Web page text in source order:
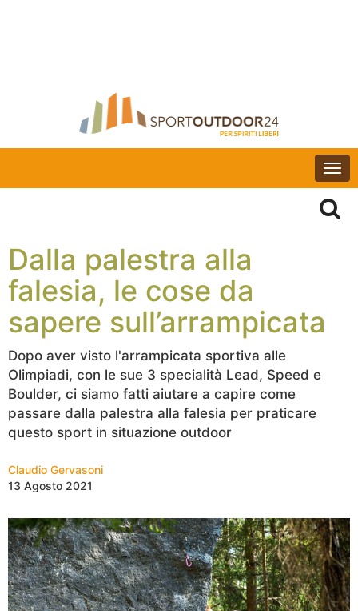
Dalla palestra alla
falesia, le cose da
sapere sull’arrampicata
Dopo aver visto l'arrampicata sportiva alle
Olimpiadi, con le sue 3 specialità Lead, Speed e
Boulder, ci siamo fatti aiutare a capire come
passare dalla palestra alla falesia per praticare
questo sport in situazione outdoor
Claudio Gervasoni
13 Agosto 2021